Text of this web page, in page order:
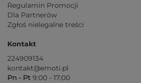
Regulamin Promocji
Dla Partnerów
Zgłoś nielegalne treści
Kontakt
224909134
kontakt@emoti.pl
Pn - Pt 9:00 - 17:00